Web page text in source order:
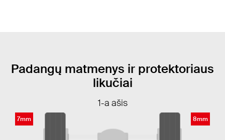
Padangų matmenys ir protektoriaus
likučiai
1-a ašis
7mm 8mm